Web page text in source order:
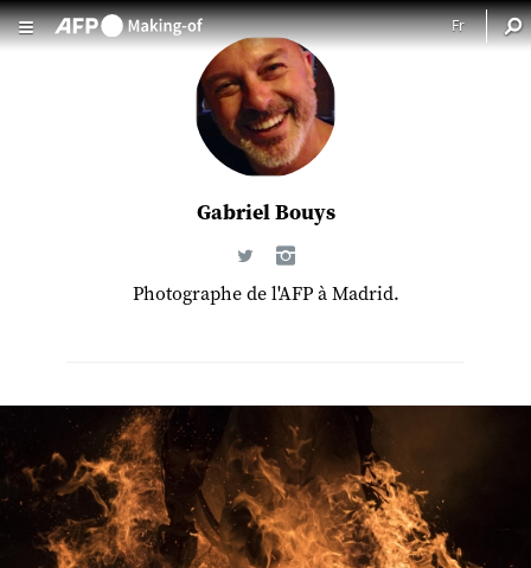
Gabriel Bouys
Photographe de l'AFP à Madrid.